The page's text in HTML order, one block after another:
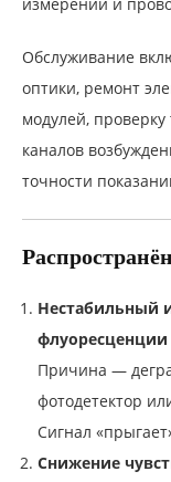
Обслуживание
оптики, ремонт
модулей,
каналов
точности
Нестабильный
флуоресценции
Причина —
фотодетектор
Сигнал
Снижение